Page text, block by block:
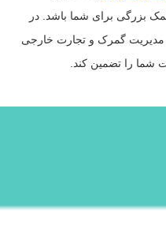
بزرگی برای شما باشد. در
مدیریت گمرک و تجارت خارجی
شما را تضمین کند.